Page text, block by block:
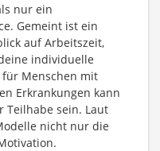
nur ein
Gemeint ist ein
auf Arbeitszeit,
individuelle
für Menschen mit
Erkrankungen kann
Teilhabe sein. Laut
nicht nur die